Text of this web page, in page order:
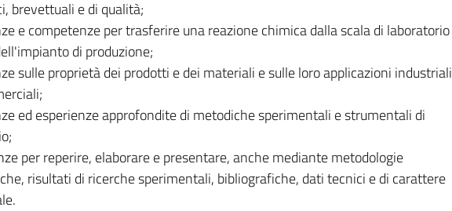
brevettuali e di qualità;
e competenze per trasferire una reazione chimica dalla scala di laboratorio
di produzione;
sulle proprietà dei prodotti e dei materiali e sulle loro applicazioni industriali
ed esperienze approfondite di metodiche sperimentali e strumentali di
per reperire, elaborare e presentare, anche mediante metodologie
risultati di ricerche sperimentali, bibliografiche, dati tecnici e di carattere